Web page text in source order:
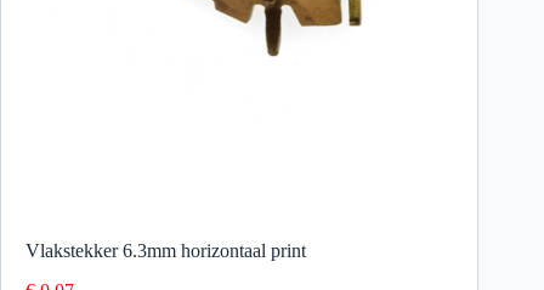
Vlakstekker 6.3mm horizontaal print